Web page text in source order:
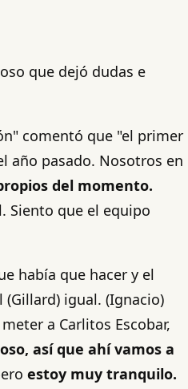
que dejó dudas e
comentó que "el primer
año pasado. Nosotros en
del momento.
Siento que el equipo
había que hacer y el
(Gillard) igual. (Ignacio)
a Carlitos Escobar,
así que ahí vamos a
estoy muy tranquilo.